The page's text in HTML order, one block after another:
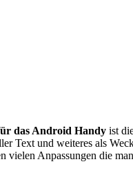
das Android Handy ist
Text und weiteres als
vielen Anpassungen die